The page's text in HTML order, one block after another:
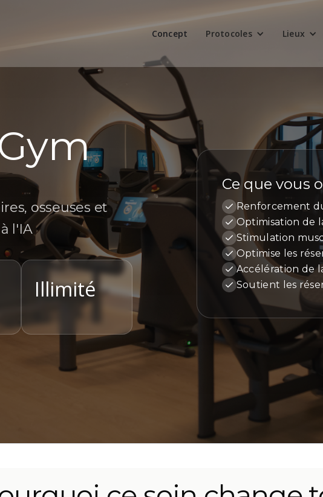
Concept Protocoles Lieux
osseuses et
l'IA
Illimité
Ce que vous
Renforcement
Optimisation de
Stimulation
Optimise les
Accélération de
Soutient les